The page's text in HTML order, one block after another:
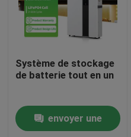
À la maison
Vidéos
Système de stockage
de batterie tout en un
envoyer une